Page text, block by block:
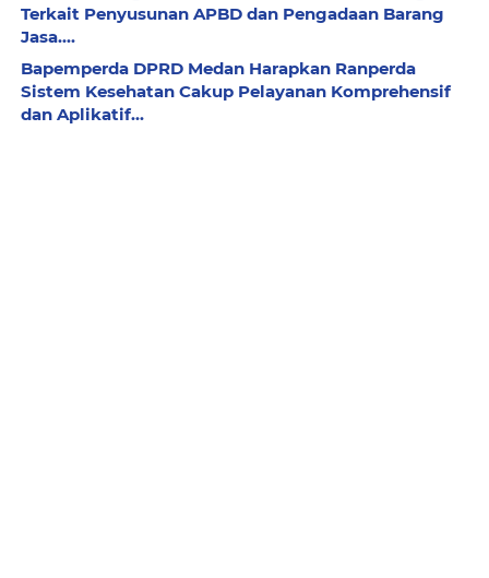
Terkait Penyusunan APBD dan Pengadaan Barang
Jasa....
Bapemperda DPRD Medan Harapkan Ranperda
Sistem Kesehatan Cakup Pelayanan Komprehensif
dan Aplikatif...